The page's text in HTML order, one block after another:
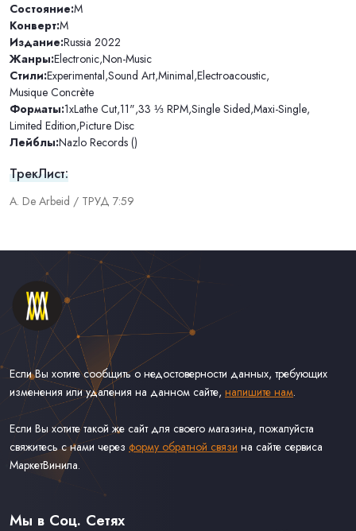
Состояние:M
Конверт:M
Издание:Russia 2022
Жанры:Electronic,Non-Music
Стили:Experimental,Sound Art,Minimal,Electroacoustic,
Musique Concrète
Форматы:1xLathe Cut,11",33 ⅓ RPM,Single Sided,Maxi-Single,
Limited Edition,Picture Disc
Лейблы:Nazlo Records ()
ТрекЛист:
A. De Arbeid / ТРУД 7:59
Если Вы хотите сообщить о недостоверности данных, требующих
изменения или удаления на данном сайте, напишите нам.
Если Вы хотите такой же сайт для своего магазина, пожалуйста
свяжитесь с нами через форму обратной связи на сайте сервиса
МаркетВинила.
Каталог Винила, CD и Кассет
Доставка и Оплата
Мы в Соц. Сетях